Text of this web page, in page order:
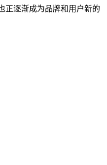
正逐渐成为品牌和用户新的